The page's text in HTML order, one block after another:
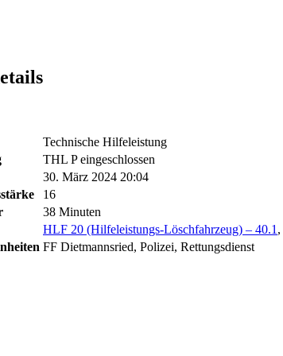
Technische Hilfeleistung
THL P eingeschlossen
30. März 2024 20:04
16
38 Minuten
HLF 20 (Hilfeleistungs-Löschfahrzeug) – 40.1 ,
FF Dietmannsried, Polizei, Rettungsdienst